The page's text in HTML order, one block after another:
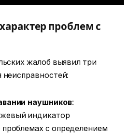
проблем с
жалоб выявил три
наушников:
индикатор
проблемах с определением